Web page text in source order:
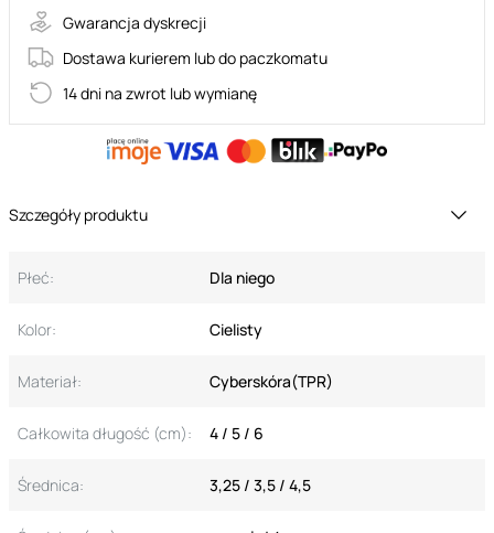
Gwarancja dyskrecji
Dostawa kurierem lub do paczkomatu
14 dni na zwrot lub wymianę
Szczegóły produktu
Płeć: Dla niego
Kolor: Cielisty
Materiał: Cyberskóra(TPR)
Całkowita długość (cm): 4 / 5 / 6
Średnica: 3,25 / 3,5 / 4,5